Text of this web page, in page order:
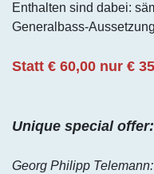
Enthalten sind dabei:
Generalbass-
Statt € 60,00 nur €
Unique special offer:
Georg Philipp Telemann: